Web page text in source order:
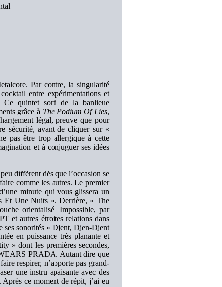
Par contre, la singularité
entre expérimentations et
quintet sorti de la banlieue
grâce à The Podium Of Lies,
légal, preuve que pour
sécurité, avant de cliquer sur «
pas être trop allergique à cette
et à conjuguer ses idées
différent dès que l’occasion se
comme les autres. Le premier
minute qui vous glissera un
Et Une Nuits ». Derrière, « The
orientalisé. Impossible, par
et autres étroites relations dans
ses sonorités « Djent, Djen-Djent
en puissance très planante et
» dont les premières secondes,
PRADA. Autant dire que
respirer, n’apporte pas grand-
une instru apaisante avec des
ce moment de répit, j’ai eu